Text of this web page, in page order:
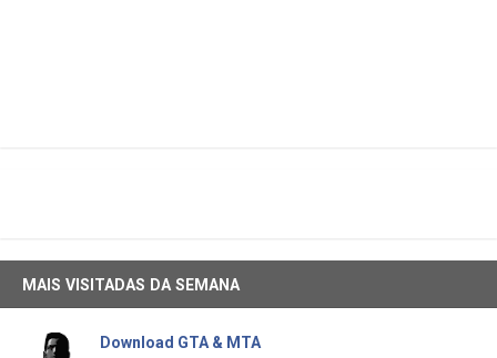
MAIS VISITADAS DA SEMANA
Download GTA & MTA